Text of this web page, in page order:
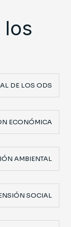
DE LOS ODS
ECONÓMICA
AMBIENTAL
SOCIAL